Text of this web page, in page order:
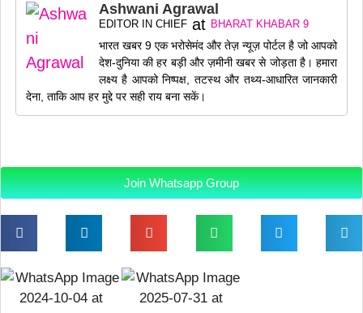
Ashwani Agrawal
EDITOR IN CHIEF at BHARAT KHABAR 9
भारत खबर 9 एक भरोसेमंद और तेज़ न्यूज़ पोर्टल है जो आपको
देश-दुनिया की हर बड़ी और ज़मीनी खबर से जोड़ता है। हमारा
लक्ष्य है आपको निष्पक्ष, तटस्थ और तथ्य-आधारित जानकारी
देना, ताकि आप हर मुद्दे पर सही राय बना सकें।
Join Whatsapp Group